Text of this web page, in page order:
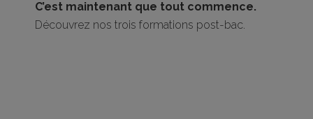
C’est maintenant que tout commence.
Découvrez nos trois formations post-bac.